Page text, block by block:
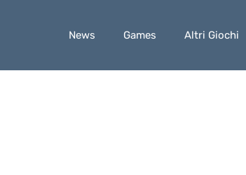
News Games Altri Giochi